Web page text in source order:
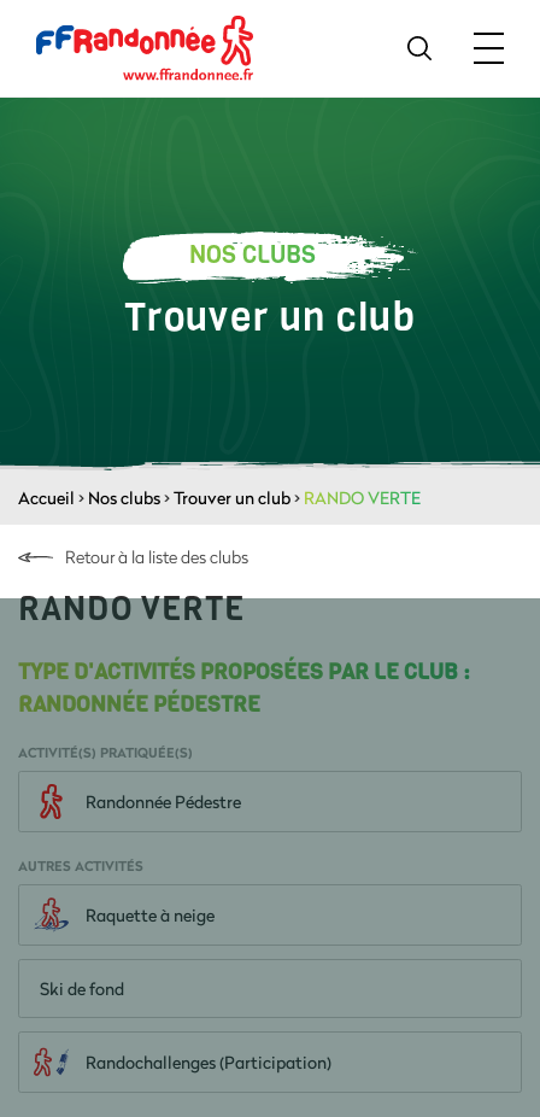
NOS CLUBS
Trouver un club
Accueil > Nos clubs>Trouver un club> RANDO VERTE
Retour à la liste des clubs
RANDO VERTE
TYPE D'ACTIVITÉS PROPOSÉES PAR LE CLUB :
RANDONNÉE PÉDESTRE
ACTIVITÉ(S) PRATIQUÉE(S)
Randonnée Pédestre
AUTRES ACTIVITÉS
Raquette à neige
Ski de fond
Randochallenges (Participation)